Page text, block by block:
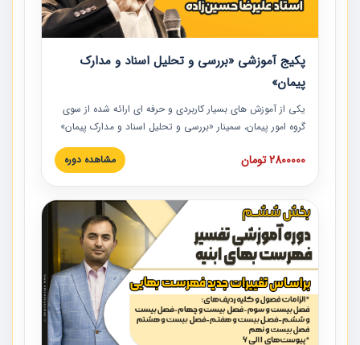
پکیج آموزشی «بررسی و تحلیل اسناد و مدارک
پیمان»
یکی از آموزش‏‏‏‏‏‏ های بسیار کاربردی و حرفه‏ ای ارائه شده از سوی
گروه امور پیمان، سمینار «بررسی و تحلیل اسناد و مدارک پیمان»
است که در دانشگاه صنعتی شریف ارائه شد. در این آموزش
نکات کلیدی مربوط به اسناد و مدارک پیمان، اولویت بندی اسناد
پیمان به همراه تجربیات عملی در این خصوص ارائه شده است.
2800000 تومان مشاهده دوره